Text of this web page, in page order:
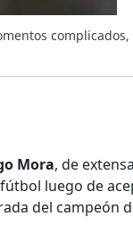
complicados,
Mora, de extensa
luego de
del campeón